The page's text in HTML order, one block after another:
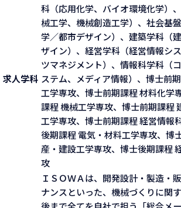
求人学科
科（応用化学、バイオ環境化学）
械工学、機械創造工学）、社会基
学／都市デザイン）、建築学科（
ザイン）、経営学科（経営情報シ
ツマネジメント）、情報科学科（
ステム、メディア情報）、博士前
工学専攻、博士前期課程 材料化学
課程 機械工学専攻、博士前期課程
工学専攻、博士前期課程 経営情報
後期課程 電気・材料工学専攻、博
産・建設工学専攻、博士後期課程
攻
ＩＳＯＷＡは、開発設計・製造・
ナンスといった、機械づくりに関